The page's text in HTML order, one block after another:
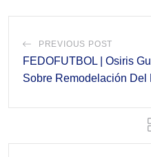
PREVIOUS POST
FEDOFUTBOL | Osiris
Sobre Remodelación Del